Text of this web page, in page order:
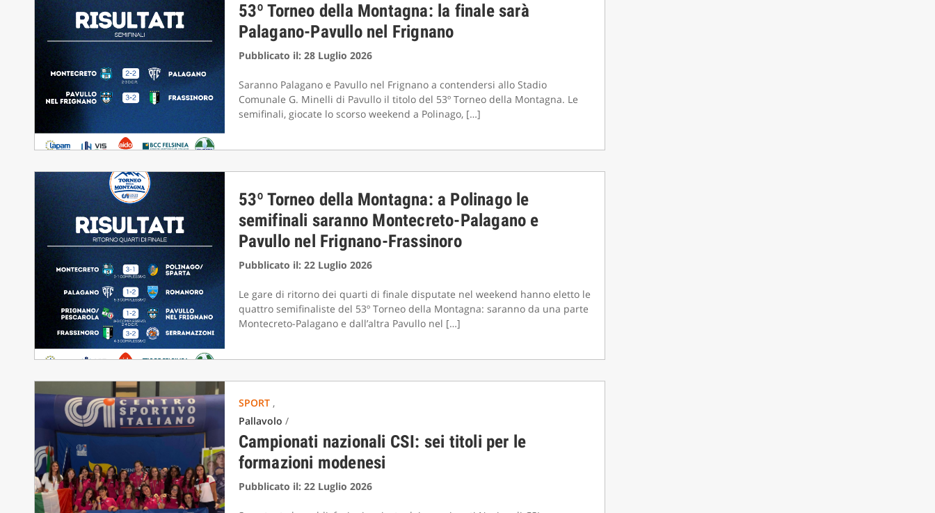
53º Torneo della Montagna: la finale sarà
Palagano-Pavullo nel Frignano
Pubblicato il: 28 Luglio 2026
Saranno Palagano e Pavullo nel Frignano a contendersi allo Stadio
Comunale G. Minelli di Pavullo il titolo del 53º Torneo della Montagna. Le
semifinali, giocate lo scorso weekend a Polinago, […]
53º Torneo della Montagna: a Polinago le
semifinali saranno Montecreto-Palagano e
Pavullo nel Frignano-Frassinoro
Pubblicato il: 22 Luglio 2026
Le gare di ritorno dei quarti di finale disputate nel weekend hanno eletto le
quattro semifinaliste del 53º Torneo della Montagna: saranno da una parte
Montecreto-Palagano e dall’altra Pavullo nel […]
SPORT ,
Pallavolo /
Campionati nazionali CSI: sei titoli per le
formazioni modenesi
Pubblicato il: 22 Luglio 2026